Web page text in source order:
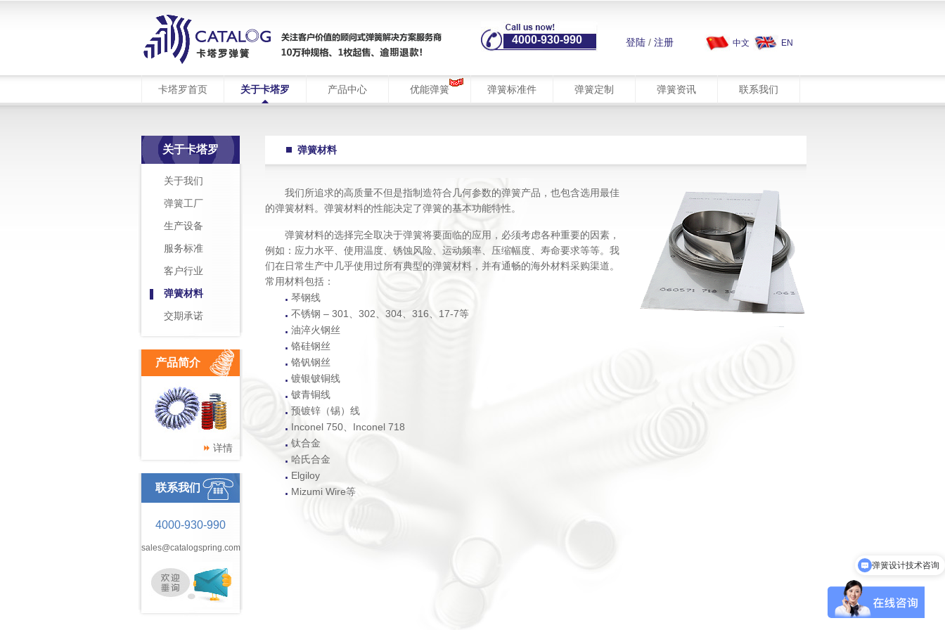
4000-930-990 登陆 / 注册 中文 EN
卡塔罗首页 关于卡塔罗 产品中心 优能弹簧 弹簧标准件 弹簧定制 弹簧资讯 联系我们
关于卡塔罗
关于我们
弹簧工厂
生产设备
服务标准
客户行业
弹簧材料
交期承诺
产品简介
详情
联系我们
4000-930-990
sales@catalogspring.com
弹簧材料
我们所追求的高质量不但是指制造符合几何参数的弹簧产品，也包含选用最佳
的弹簧材料。弹簧材料的性能决定了弹簧的基本功能特性。
弹簧材料的选择完全取决于弹簧将要面临的应用，必须考虑各种重要的因素，
例如：应力水平、使用温度、锈蚀风险、运动频率、压缩幅度、寿命要求等等。我
们在日常生产中几乎使用过所有典型的弹簧材料，并有通畅的海外材料采购渠道。
常用材料包括：
. 琴钢线
. 不锈钢 – 301、302、304、316、17-7等
. 油淬火钢丝
. 铬硅钢丝
. 铬钒钢丝
. 镀银铍铜线
. 铍青铜线
. 预镀锌（锡）线
. Inconel 750、Inconel 718
. 钛合金
. 哈氏合金
. Elgiloy
. Mizumi Wire等
弹簧设计技术咨询